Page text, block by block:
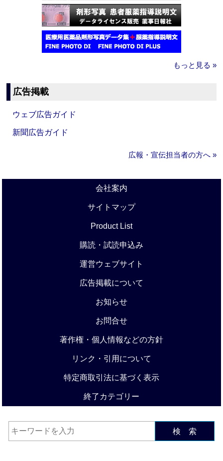
もっと見る »
広告掲載
ウェブ広告ガイド
新聞広告ガイド
広報・宣伝担当者の方へ »
会社案内
サイトマップ
Product List
購読・試読申込み
運営ウェブサイト
広告掲載について
お知らせ
お問合せ
著作権・個人情報などの方針
リンク・引用について
特定商取引法に基づく表示
終了カテゴリー
検 索